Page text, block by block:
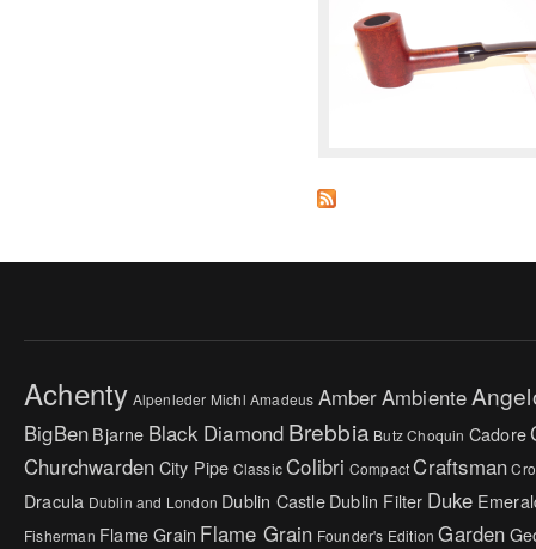
Achenty Alpenleder Michl Amadeus AmberAmbiente
BigBenBjarne Black Diamond Brebbia Butz Choquin Cadore
ChurchwardenCity Pipe ClassicColibri Compact Craftsman
Dracula Dublin and London Dublin CastleDublin Filter Duke
Fisherman Flame Grain Flame Grain Founder's Edition Garden